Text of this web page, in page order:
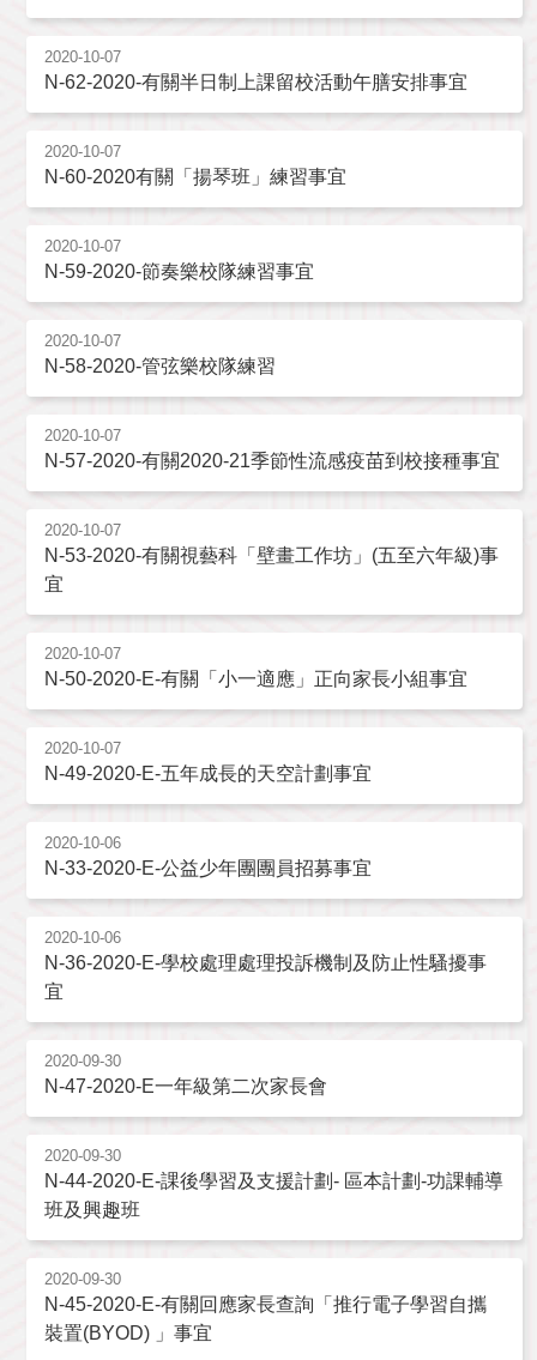
2020-10-07
N-62-2020-有關半日制上課留校活動午膳安排事宜
2020-10-07
N-60-2020有關「揚琴班」練習事宜
2020-10-07
N-59-2020-節奏樂校隊練習事宜
2020-10-07
N-58-2020-管弦樂校隊練習
2020-10-07
N-57-2020-有關2020-21季節性流感疫苗到校接種事宜
2020-10-07
N-53-2020-有關視藝科「壁畫工作坊」(五至六年級)事
宜
2020-10-07
N-50-2020-E-有關「小一適應」正向家長小組事宜
2020-10-07
N-49-2020-E-五年成長的天空計劃事宜
2020-10-06
N-33-2020-E-公益少年團團員招募事宜
2020-10-06
N-36-2020-E-學校處理處理投訴機制及防止性騷擾事
宜
2020-09-30
N-47-2020-E一年級第二次家長會
2020-09-30
N-44-2020-E-課後學習及支援計劃- 區本計劃-功課輔導
班及興趣班
2020-09-30
N-45-2020-E-有關回應家長查詢「推行電子學習自攜
裝置(BYOD) 」事宜